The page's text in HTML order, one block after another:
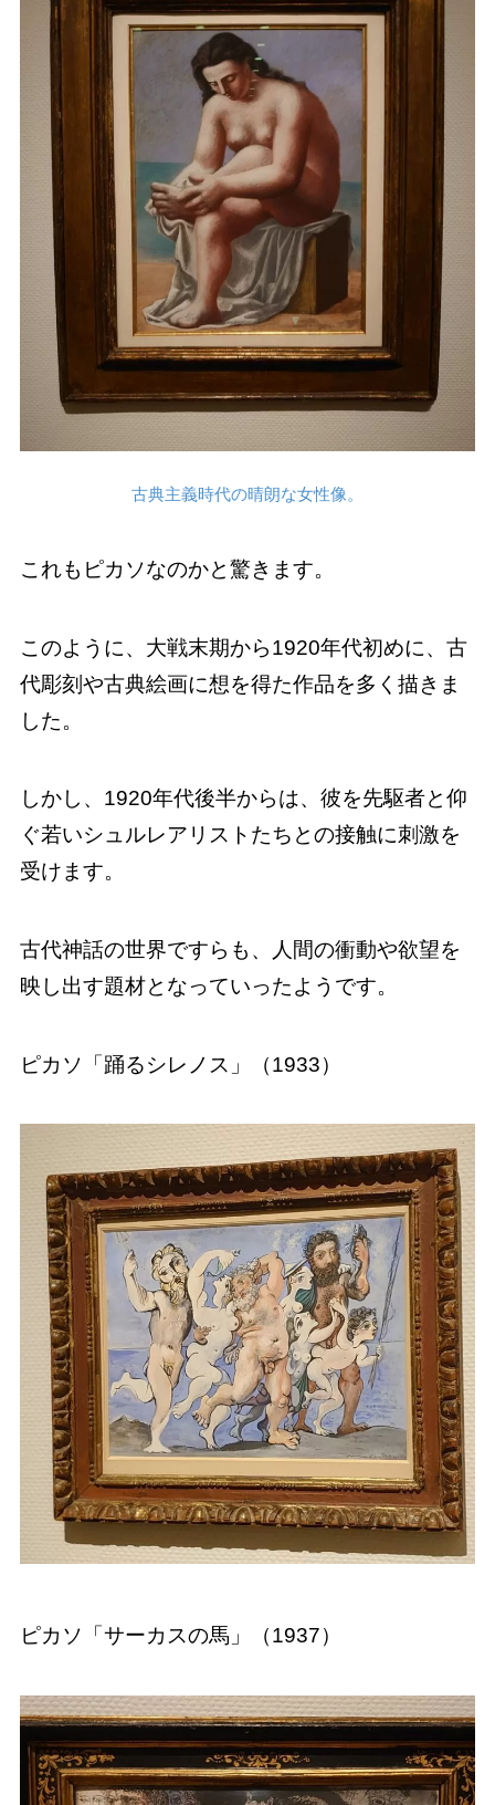
古典主義時代の晴朗な女性像。
これもピカソなのかと驚きます。
このように、大戦末期から1920年代初めに、古
代彫刻や古典絵画に想を得た作品を多く描きま
した。
しかし、1920年代後半からは、彼を先駆者と仰
ぐ若いシュルレアリストたちとの接触に刺激を
受けます。
古代神話の世界ですらも、人間の衝動や欲望を
映し出す題材となっていったようです。
ピカソ「踊るシレノス」（1933）
ピカソ「サーカスの馬」（1937）